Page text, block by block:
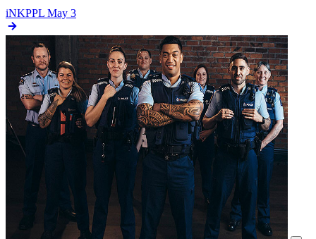
iNKPPL May 3